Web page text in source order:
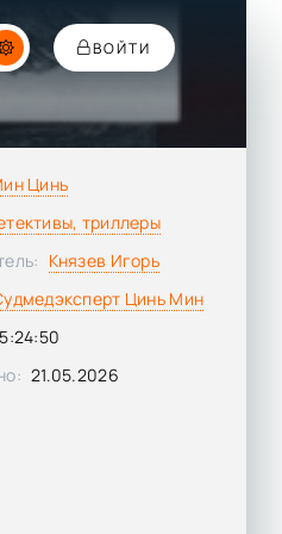
ВОЙТИ
Цинь
триллеры
Князев Игорь
Цинь Мин
21.05.2026